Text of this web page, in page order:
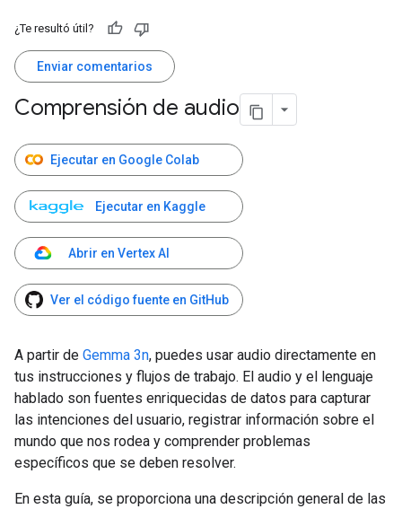
¿Te resultó útil?
Enviar comentarios
Comprensión de audio
Ejecutar en Google Colab
Ejecutar en Kaggle
Abrir en Vertex AI
Ver el código fuente en GitHub
A partir de Gemma 3n, puedes usar audio directamente en
tus instrucciones y flujos de trabajo. El audio y el lenguaje
hablado son fuentes enriquecidas de datos para capturar
las intenciones del usuario, registrar información sobre el
mundo que nos rodea y comprender problemas
específicos que se deben resolver.
En esta guía, se proporciona una descripción general de las